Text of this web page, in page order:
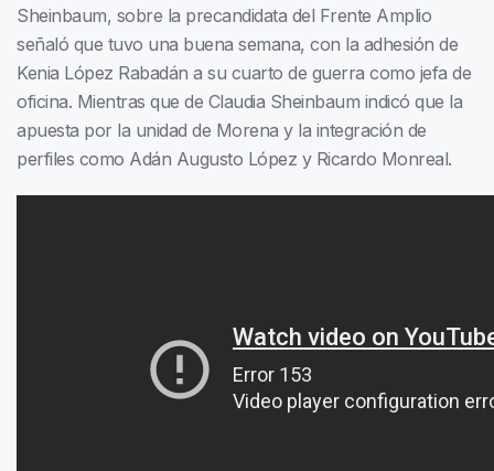
Sheinbaum, sobre la precandidata del Frente Amplio
señaló que tuvo una buena semana, con la adhesión de
Kenia López Rabadán a su cuarto de guerra como jefa de
oficina. Mientras que de Claudia Sheinbaum indicó que la
apuesta por la unidad de Morena y la integración de
perfiles como Adán Augusto López y Ricardo Monreal.